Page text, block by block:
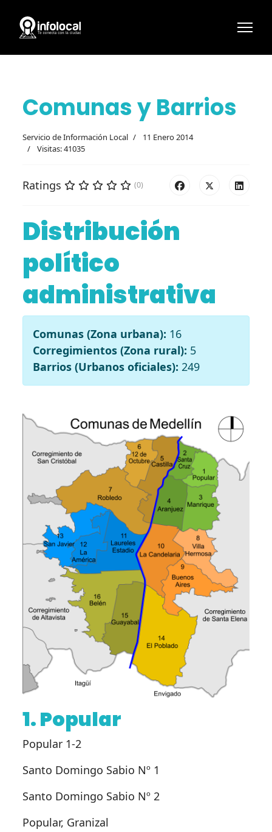
Comunas y Barrios
Servicio de Información Local
11 Enero 2014
Visitas: 41035
Ratings (0)
Distribución
político
administrativa
Comunas (Zona urbana): 16
Corregimientos (Zona rural): 5
Barrios (Urbanos oficiales): 249
1. Popular
Popular 1-2
Santo Domingo Sabio Nº 1
Santo Domingo Sabio Nº 2
Popular, Granizal